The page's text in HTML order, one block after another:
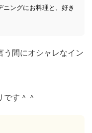
ングにお料理と、好き
う間にオシャレなイン
です＾＾